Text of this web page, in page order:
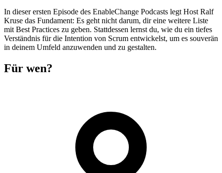
In dieser ersten Episode des EnableChange Podcasts legt Host Ralf
Kruse das Fundament: Es geht nicht darum, dir eine weitere Liste
mit Best Practices zu geben. Stattdessen lernst du, wie du ein tiefes
Verständnis für die Intention von Scrum entwickelst, um es souverän
in deinem Umfeld anzuwenden und zu gestalten.
Für wen?